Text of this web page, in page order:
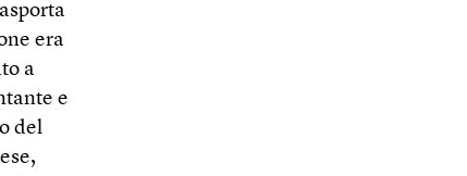
era
a
e
del